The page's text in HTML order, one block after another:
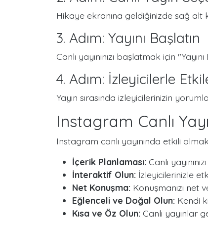
Hikaye ekranına geldiğinizde sağ alt
3. Adım: Yayını Başlatın
Canlı yayınınızı başlatmak için
4. Adım: İzleyicilerle
Yayın sırasında izleyicilerinizin
Instagram Canlı
Instagram canlı yayınında etkili
İçerik Planlaması: Canlı
İnteraktif Olun: İzleyicilerinizle
Net Konuşma: Konuşmanızı net
Eğlenceli ve Doğal Olun: Kendi
Kısa ve Öz Olun: Canlı yayınlar